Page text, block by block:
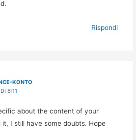
Rispondi
KONTO
6:11
about the content of your
I still have some doubts. Hope